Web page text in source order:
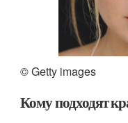
© Getty images
Кому подходят